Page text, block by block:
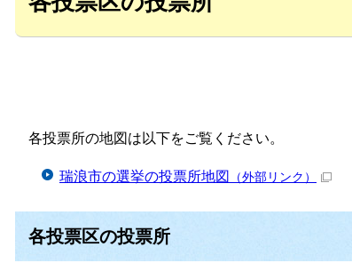
各投票所の地図は以下をご覧ください。
瑞浪市の選挙の投票所地図 （外部リンク）
各投票区の投票所